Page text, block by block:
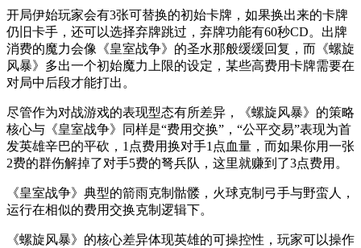
开局伊始玩家会有3张可替换的初始卡牌，如果换出来的卡牌
仍旧卡手，还可以选择弃牌跳过，弃牌功能有60秒CD。出牌
消费的魔力会像《皇室战争》的圣水那般缓缓回复，而《螺旋
风暴》多出一个初始魔力上限的设定，某些高费用卡牌需要在
对局中后段才能打出。
尽管作为对战游戏的表现型态有所差异，《螺旋风暴》的策略
核心与《皇室战争》同样是“费用交换”，“公平交易”表现为首
发英雄辛巴的平砍，1点费用换对手1点血量，而如果你用一张
2费的群伤解掉了对手5费的弩兵队，这里就赚到了3点费用。
《皇室战争》典型的箭雨克制骷髅，火球克制弓手与野蛮人，
运行在相似的费用交换克制逻辑下。
《螺旋风暴》的核心差异体现英雄的可操控性，玩家可以操作